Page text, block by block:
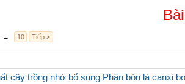
→ 10 Tiếp >
cây trồng nhờ bổ sung Phân bón lá canxi